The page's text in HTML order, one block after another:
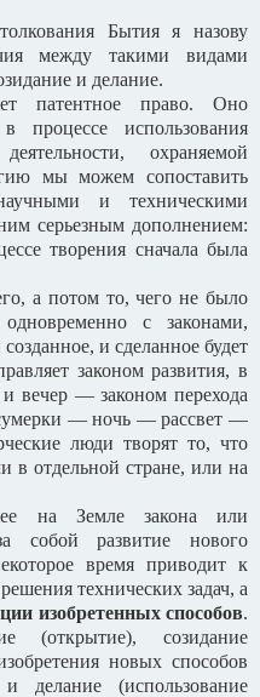
Бытия я назову
между такими видами
и делание.
патентное право. Оно
процессе использования
охраняемой
мы можем сопоставить
и техническими
серьезным дополнением:
творения сначала была
а потом то, чего не было
с законами,
и сделанное будет
законом развития, в
вечер — законом перехода
— ночь — рассвет —
люди творят то, что
в отдельной стране, или на
на Земле закона или
собой развитие нового
время приводит к
решения технических задач, а
изобретенных способов.
(открытие), созидание
новых способов
делание (использование